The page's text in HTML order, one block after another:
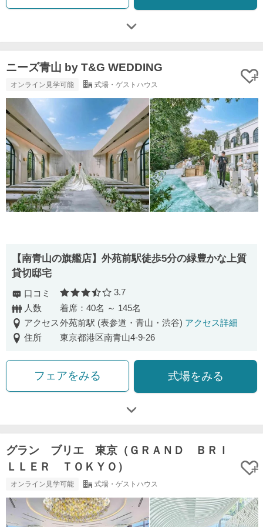
ニーズ青山 by T&G WEDDING
オンライン見学可能 式場・ゲストハウス
【南⻘⼭の旗艦店】外苑前駅徒歩5分の緑豊かな上質
貸切邸宅
口コミ 口コミ評価
3.7
人数
着席：40名 ～ 145名
アクセス外苑前駅 (表参道・青山・渋谷) アクセス詳細
住所
東京都港区南青山4-9-26
フェアをみる 式場をみる
グラン ブリエ 東京（ＧＲＡＮＤ ＢＲＩ
ＬＬＥＲ ＴＯＫＹＯ）
オンライン見学可能 式場・ゲストハウス